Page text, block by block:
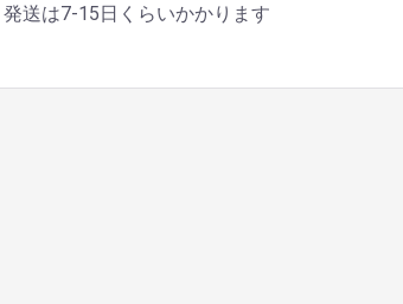
発送は7-15日くらいかかります